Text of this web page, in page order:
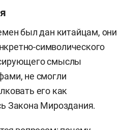
был дан китайцам, они
символического
смыслы
не смогли
его как
Закона Мироздания.